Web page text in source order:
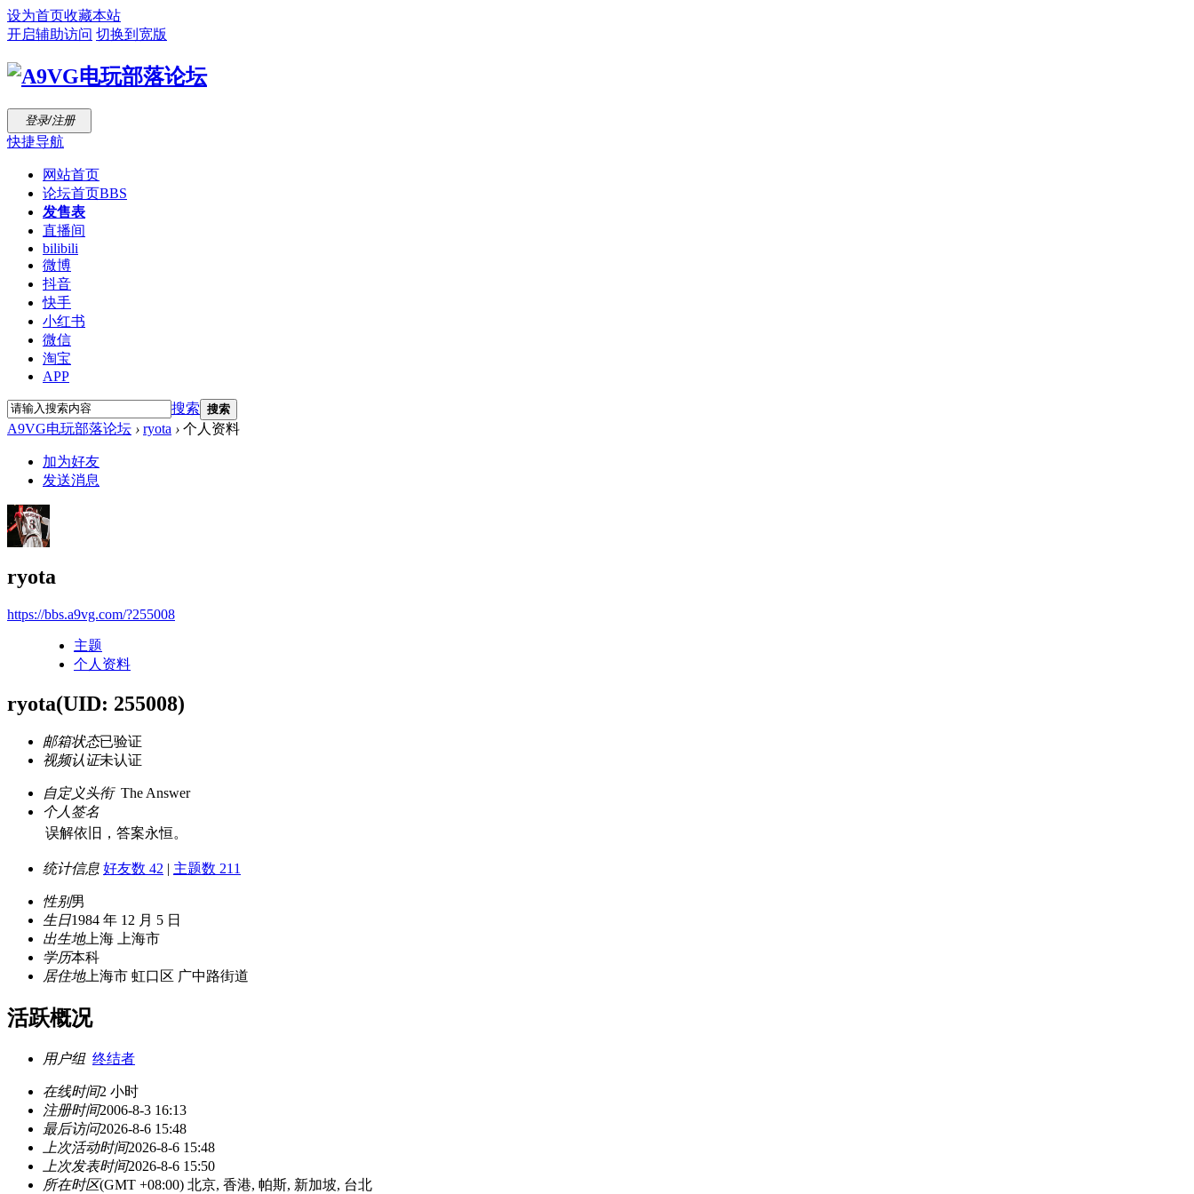
设为首页收藏本站
开启辅助访问 切换到宽版
登录/注册
快捷导航
网站首页
论坛首页BBS
发售表
直播间
bilibili
微博
抖音
快手
小红书
微信
淘宝
APP
搜索 搜索
A9VG电玩部落论坛 › ryota › 个人资料
加为好友
发送消息
ryota
https://bbs.a9vg.com/?255008
主题
个人资料
ryota(UID: 255008)
邮箱状态已验证
视频认证未认证
自定义头衔 The Answer
个人签名
误解依旧，答案永恒。
统计信息 好友数 42 | 主题数 211
性别男
生日1984 年 12 月 5 日
出生地上海 上海市
学历本科
居住地上海市 虹口区 广中路街道
活跃概况
用户组 终结者
在线时间2 小时
注册时间2006-8-3 16:13
最后访问2026-8-6 15:48
上次活动时间2026-8-6 15:48
上次发表时间2026-8-6 15:50
所在时区(GMT +08:00) 北京, 香港, 帕斯, 新加坡, 台北